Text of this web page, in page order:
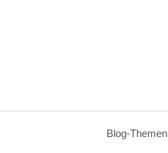
Blog-Themen